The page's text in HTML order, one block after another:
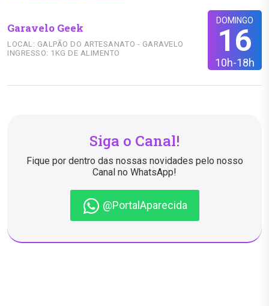
DOMINGO
16
10h-18h
Garavelo Geek
LOCAL: GALPÃO DO ARTESANATO - GARAVELO
INGRESSO: 1KG DE ALIMENTO
Siga o Canal!
Fique por dentro das nossas novidades pelo nosso
Canal no WhatsApp!
@PortalAparecida